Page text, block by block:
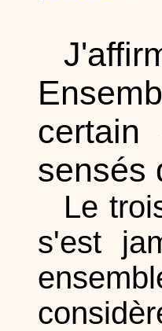
certain
sensés
Le
s'est